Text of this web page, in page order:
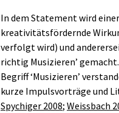
In dem Statement wird
kreativitätsfördernde
verfolgt wird) und
richtig Musizieren’
Begriff ‘Musizieren’
kurze Impulsvorträge und
Spychiger 2008; Weissbach